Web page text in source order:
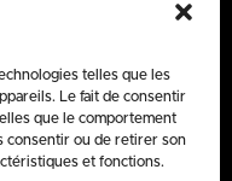
telles que les
Le fait de consentir
que le comportement
consentir ou de retirer son
et fonctions.